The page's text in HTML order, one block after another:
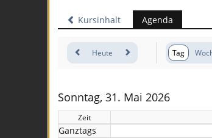
Kursinhalt Agenda
Heute Tag
Sonntag, 31. Mai 2026
Zeit
Ganztags